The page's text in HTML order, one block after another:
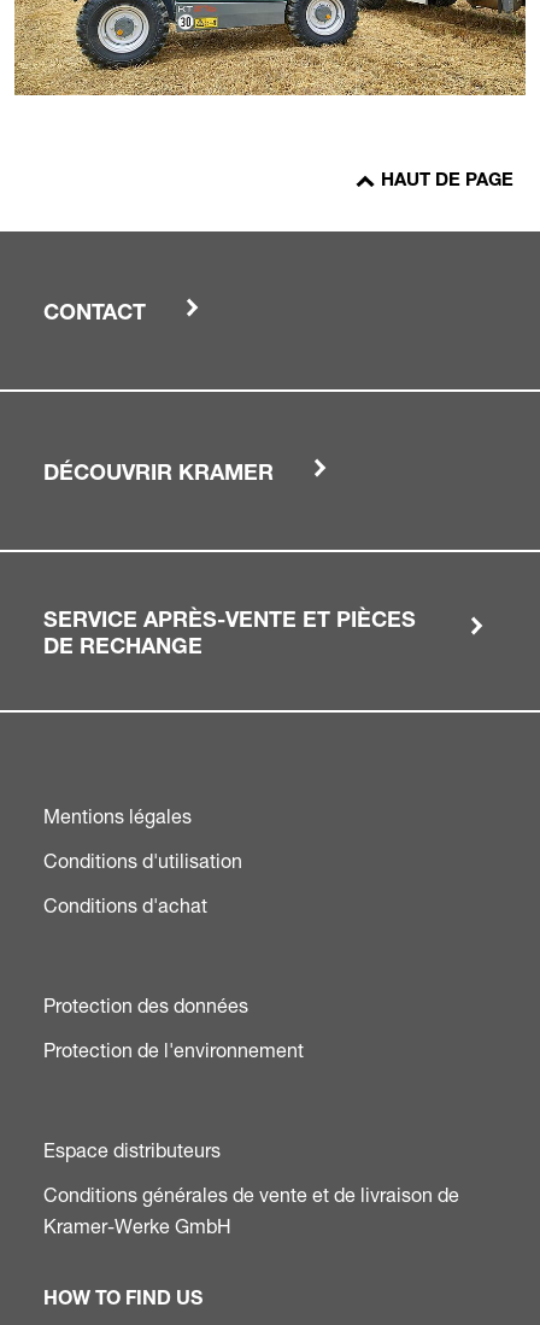
HAUT DE PAGE
CONTACT
DÉCOUVRIR KRAMER
SERVICE APRÈS-VENTE ET PIÈCES
DE RECHANGE
Mentions légales
Conditions d'utilisation
Conditions d'achat
Protection des données
Protection de l'environnement
Espace distributeurs
Conditions générales de vente et de livraison de
Kramer-Werke GmbH
HOW TO FIND US